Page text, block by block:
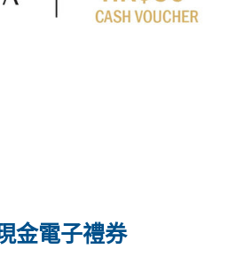
金電子禮券